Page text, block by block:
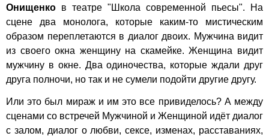
Онищенко в театре "Школа современной пьесы". На
сцене два монолога, которые каким-то мистическим
образом переплетаются в диалог двоих. Мужчина видит
из своего окна женщину на скамейке. Женщина видит
мужчину в окне. Два одиночества, которые ждали друг
друга полночи, но так и не сумели подойти другие другу.
Или это был мираж и им это все привиделось? А между
сценами со встречей Мужчиной и Женщиной идёт диалог
с залом, диалог о любви, сексе, изменах, расставаниях,